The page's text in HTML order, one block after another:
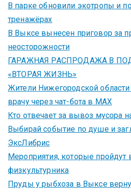
В парке обновили экотропы и
тренажёрах
В Выксе вынесен приговор за
неосторожности
ГАРАЖНАЯ РАСПРОДАЖА В
«ВТОРАЯ ЖИЗНЬ»
Жители Нижегородской области
врачу через чат-бота в MAX
Кто отвечает за вывоз мусора
Выбирай событие по душе и
ЭксЛибрис
Мероприятия, которые пройдут
физкультурника
Пруды у рыбхоза в Выксе